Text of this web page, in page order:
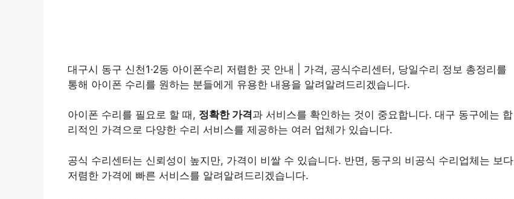
대구시 동구 신천1·2동 아이폰수리 저렴한 곳 안내 | 가격, 공식수리센터, 당일수리 정보 총정리를
통해 아이폰 수리를 원하는 분들에게 유용한 내용을 알려알려드리겠습니다.
아이폰 수리를 필요로 할 때, 정확한 가격과 서비스를 확인하는 것이 중요합니다. 대구 동구에는 합
리적인 가격으로 다양한 수리 서비스를 제공하는 여러 업체가 있습니다.
공식 수리센터는 신뢰성이 높지만, 가격이 비쌀 수 있습니다. 반면, 동구의 비공식 수리업체는 보다
저렴한 가격에 빠른 서비스를 알려알려드리겠습니다.